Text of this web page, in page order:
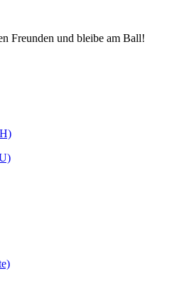
Freunden und bleibe am Ball!